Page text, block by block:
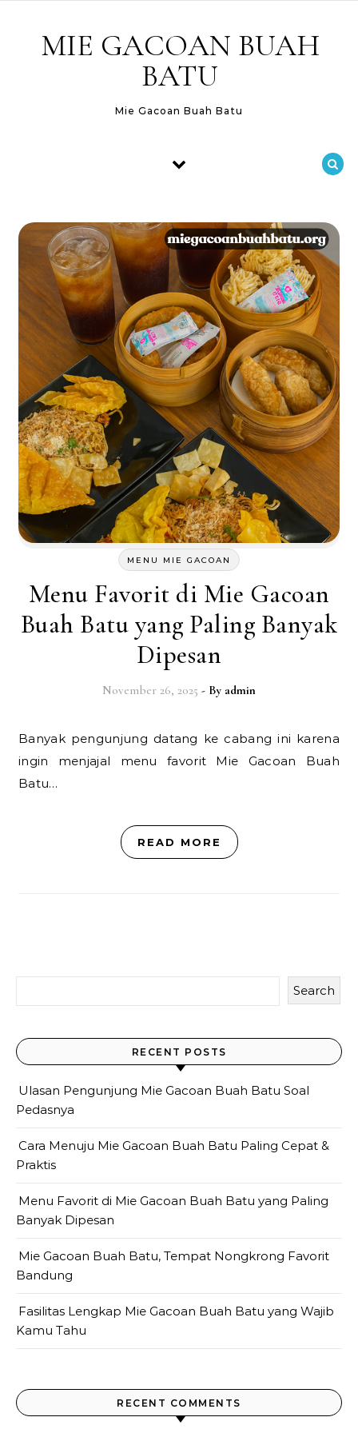
MIE GACOAN BUAH
BATU
Mie Gacoan Buah Batu
MENU MIE GACOAN
Menu Favorit di Mie Gacoan
Buah Batu yang Paling Banyak
Dipesan
November 26, 2025 - By admin
Banyak pengunjung datang ke cabang ini karena
ingin menjajal menu favorit Mie Gacoan Buah
Batu…
READ MORE
Search
RECENT POSTS
Ulasan Pengunjung Mie Gacoan Buah Batu Soal
Pedasnya
Cara Menuju Mie Gacoan Buah Batu Paling Cepat &
Praktis
Menu Favorit di Mie Gacoan Buah Batu yang Paling
Banyak Dipesan
Mie Gacoan Buah Batu, Tempat Nongkrong Favorit
Bandung
Fasilitas Lengkap Mie Gacoan Buah Batu yang Wajib
Kamu Tahu
RECENT COMMENTS
Link cepat ke halaman lainnya